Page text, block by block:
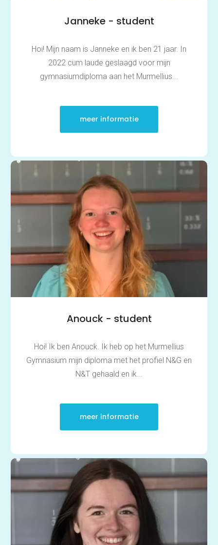
Janneke - student
Hoi! Mijn naam is Janneke en ik ben 21 jaar. In
2022 cum laude geslaagd voor mijn
gymnasiumdiploma aan het Murmellius...
meer informatie
Anouck - student
Hoi! Ik ben Anouck. Ik heb op het Murmellius
Gymnasium mijn diploma met het profiel N&G en
N&T gehaald en ik...
meer informatie